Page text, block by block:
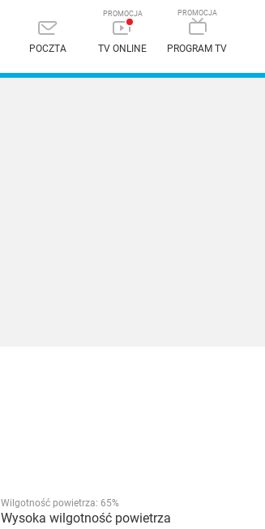
POCZTA TV ONLINE PROGRAM TV
Wilgotność powietrza: 65%
Wysoka wilgotność powietrza